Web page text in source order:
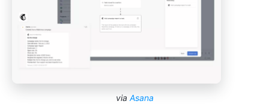
via Asana